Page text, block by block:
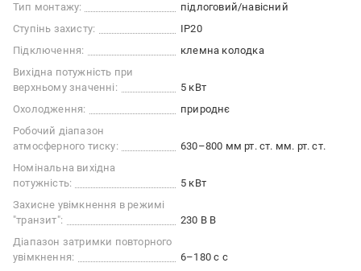
Тип монтажу:
підлоговий/навісний
Ступінь захисту:
IP20
Підключення:
клемна колодка
Вихідна потужність при
верхньому значенні:
5 кВт
Охолодження:
природнє
Робочий діапазон
атмосферного тиску:
630–800 мм рт. ст. мм. рт. ст.
Номінальна вихідна
потужність:
5 кВт
Захисне увімкнення в режимі
"транзит":
230 В В
Діапазон затримки повторного
увімкнення:
6–180 с с